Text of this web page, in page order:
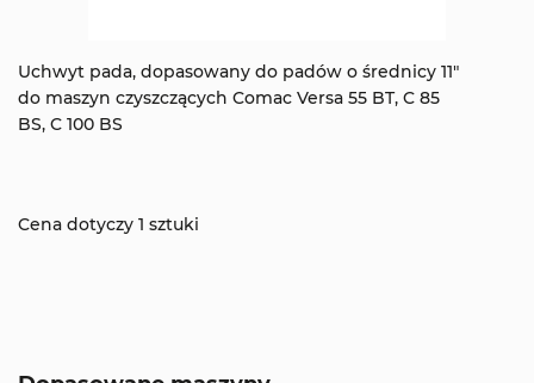
Uchwyt pada, dopasowany do padów o średnicy 11"
do maszyn czyszczących Comac Versa 55 BT, C 85
BS, C 100 BS
Cena dotyczy 1 sztuki